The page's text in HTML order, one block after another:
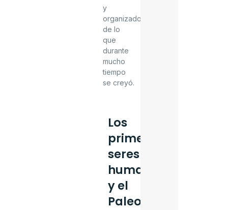
y
organizados
de lo
que
durante
mucho
tiempo
se creyó.
Los
primeros
seres
humanos
y el
Paleolítico